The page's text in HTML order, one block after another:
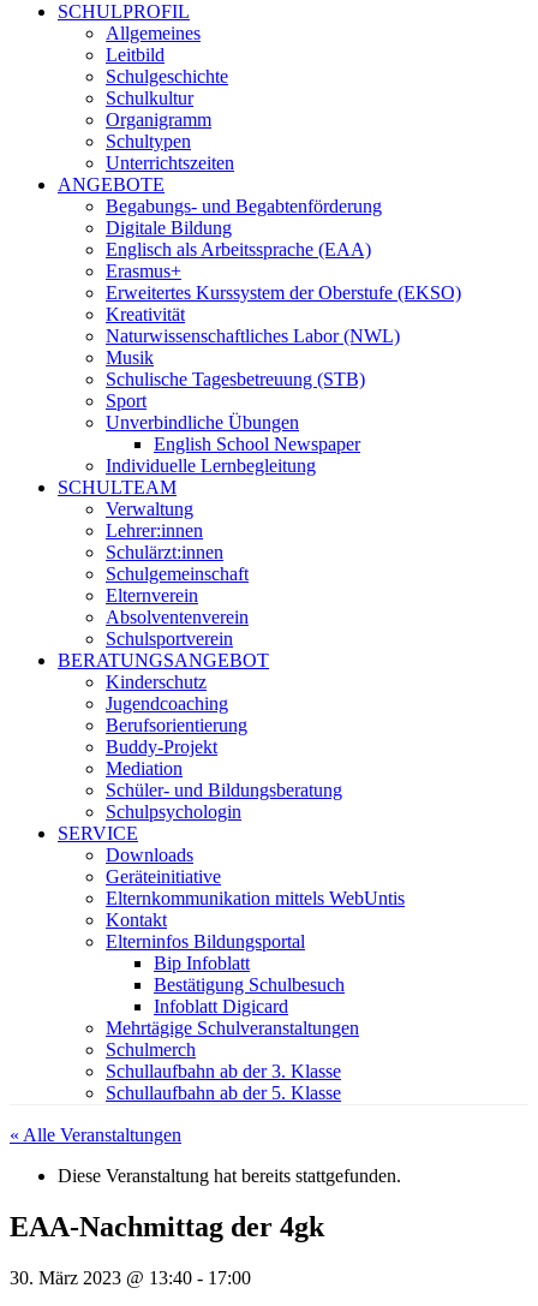
SCHULPROFIL
Allgemeines
Leitbild
Schulgeschichte
Schulkultur
Organigramm
Schultypen
Unterrichtszeiten
ANGEBOTE
Begabungs- und Begabtenförderung
Digitale Bildung
Englisch als Arbeitssprache (EAA)
Erasmus+
Erweitertes Kurssystem der Oberstufe (EKSO)
Kreativität
Naturwissenschaftliches Labor (NWL)
Musik
Schulische Tagesbetreuung (STB)
Sport
Unverbindliche Übungen
English School Newspaper
Individuelle Lernbegleitung
SCHULTEAM
Verwaltung
Lehrer:innen
Schulärzt:innen
Schulgemeinschaft
Elternverein
Absolventenverein
Schulsportverein
BERATUNGSANGEBOT
Kinderschutz
Jugendcoaching
Berufsorientierung
Buddy-Projekt
Mediation
Schüler- und Bildungsberatung
Schulpsychologin
SERVICE
Downloads
Geräteinitiative
Elternkommunikation mittels WebUntis
Kontakt
Elterninfos Bildungsportal
Bip Infoblatt
Bestätigung Schulbesuch
Infoblatt Digicard
Mehrtägige Schulveranstaltungen
Schulmerch
Schullaufbahn ab der 3. Klasse
Schullaufbahn ab der 5. Klasse
« Alle Veranstaltungen
Diese Veranstaltung hat bereits stattgefunden.
EAA-Nachmittag der 4gk
30. März 2023 @ 13:40 - 17:00